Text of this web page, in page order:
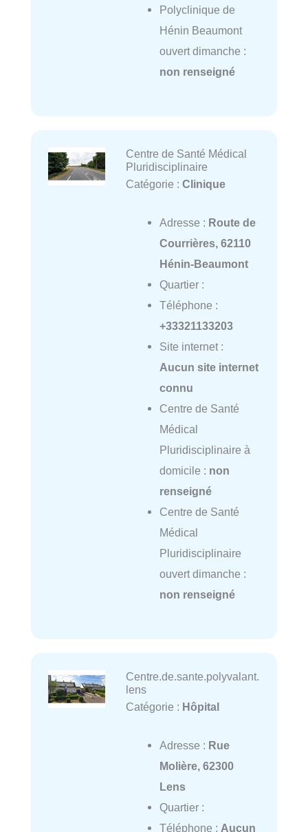
Polyclinique de
Hénin Beaumont
ouvert dimanche :
non renseigné
Centre de Santé Médical
Pluridisciplinaire
Catégorie : Clinique
Adresse : Route de
Courrières, 62110
Hénin-Beaumont
Quartier :
Téléphone :
+33321133203
Site internet :
Aucun site internet
connu
Centre de Santé
Médical
Pluridisciplinaire à
domicile : non
renseigné
Centre de Santé
Médical
Pluridisciplinaire
ouvert dimanche :
non renseigné
Centre.de.sante.polyvalant.
lens
Catégorie : Hôpital
Adresse : Rue
Molière, 62300
Lens
Quartier :
Téléphone : Aucun